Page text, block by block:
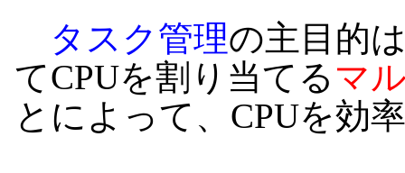
タスク管理の主目的
てCPUを割り当てる マ
とによって、CPUを効